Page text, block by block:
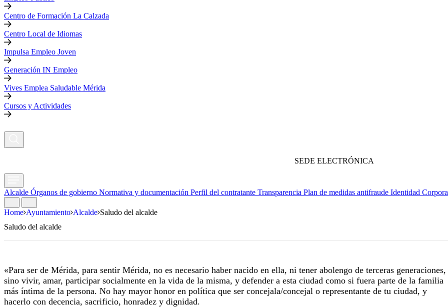
Centro de Formación La Calzada
Centro Local de Idiomas
Impulsa Empleo Joven
Generación IN Empleo
Vives Emplea Saludable Mérida
Cursos y Actividades
SEDE ELECTRÓNICA
Alcalde Órganos de gobierno Normativa y documentación Perfil del contratante Transparencia Plan de medidas antifraude Identidad
Home Ayuntamiento Alcalde Saludo del alcalde
Saludo del alcalde
«Para ser de Mérida, para sentir Mérida, no es necesario haber nacido en ella, ni tener abolengo de terceras generaciones,
sino vivir, amar, participar socialmente en la vida de la misma, y defender a esta ciudad como si fuera parte de la familia
más íntima de la persona. No hay mayor honor en política que ser concejala/concejal o representante de tu ciudad, y
hacerlo con decencia, sacrificio, honradez y dignidad.